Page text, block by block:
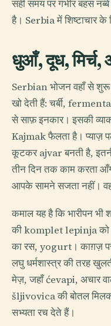
सही समय पर गंभीर बहस
है। Serbia में शिष्टाचार के
धुआँ, दूध, मिर्च,
Serbian भोजन वहाँ से शुरू
खो देती हैं: चर्बी,
से साफ़ इनकार। इसकी
Kajmak फैलता है। प्याज़
कूटकर ajvar बनती है,
तीन दिन तक काम करता
आपके सामने सजता नहीं।
कमाल यह है कि भारीपन भी
की komplet lepinja को
का रस, yogurt। काग़ज़
लघु धर्मशास्त्र की तरह
मेज़, जहाँ ćevapi, अचार
šljivovica की बोतल
सभ्यता रच देते हैं।